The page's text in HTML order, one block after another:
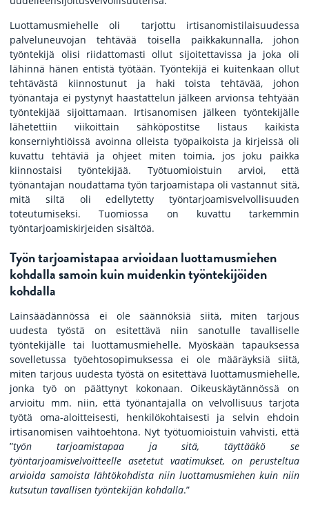
Luottamusmiehelle oli tarjottu irtisanomistilaisuudessa
palveluneuvojan tehtävää toisella paikkakunnalla, johon
työntekijä olisi riidattomasti ollut sijoitettavissa ja joka oli
lähinnä hänen entistä työtään. Työntekijä ei kuitenkaan ollut
tehtävästä kiinnostunut ja haki toista tehtävää, johon
työnantaja ei pystynyt haastattelun jälkeen arvionsa tehtyään
työntekijää sijoittamaan. Irtisanomisen jälkeen työntekijälle
lähetettiin viikoittain sähköpostitse listaus kaikista
konserniyhtiöissä avoinna olleista työpaikoista ja kirjeissä oli
kuvattu tehtäviä ja ohjeet miten toimia, jos joku paikka
kiinnostaisi työntekijää. Työtuomioistuin arvioi, että
työnantajan noudattama työn tarjoamistapa oli vastannut sitä,
mitä siltä oli edellytetty työntarjoamisvelvollisuuden
toteutumiseksi. Tuomiossa on kuvattu tarkemmin
työntarjoamiskirjeiden sisältöä.
Työn tarjoamistapaa arvioidaan luottamusmiehen
kohdalla samoin kuin muidenkin työntekijöiden
kohdalla
Lainsäädännössä ei ole säännöksiä siitä, miten tarjous
uudesta työstä on esitettävä niin sanotulle tavalliselle
työntekijälle tai luottamusmiehelle. Myöskään tapauksessa
sovelletussa työehtosopimuksessa ei ole määräyksiä siitä,
miten tarjous uudesta työstä on esitettävä luottamusmiehelle,
jonka työ on päättynyt kokonaan. Oikeuskäytännössä on
arvioitu mm. niin, että työnantajalla on velvollisuus tarjota
työtä oma-aloitteisesti, henkilökohtaisesti ja selvin ehdoin
irtisanomisen vaihtoehtona. Nyt työtuomioistuin vahvisti, että
”työn tarjoamistapaa ja sitä, täyttääkö se
työntarjoamisvelvoitteelle asetetut vaatimukset, on perusteltua
arvioida samoista lähtökohdista niin luottamusmiehen kuin niin
kutsutun tavallisen työntekijän kohdalla.”